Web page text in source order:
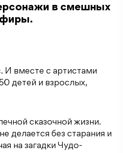
в смешных
И вместе с артистами
детей и взрослых,
сказочной жизни.
делается без старания и
на загадки Чудо-